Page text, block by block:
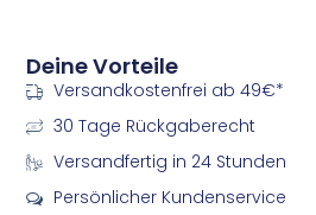
-
f
a
c
e
b
o
-
i
n
s
t
g
Deine Vorteile
Versandkostenfrei ab 49€*
30 Tage Rückgaberecht
Versandfertig in 24 Stunden
Persönlicher Kundenservice